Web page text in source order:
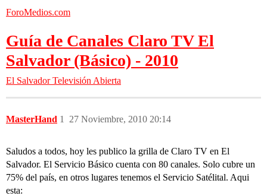
ForoMedios.com
Guía de Canales Claro TV El
Salvador (Básico) - 2010
El Salvador Televisión Abierta
MasterHand 27 Noviembre, 2010 20:14
1
Saludos a todos, hoy les publico la grilla de Claro TV en El
Salvador. El Servicio Básico cuenta con 80 canales. Solo cubre un
75% del país, en otros lugares tenemos el Servicio Satélital. Aqui
esta: